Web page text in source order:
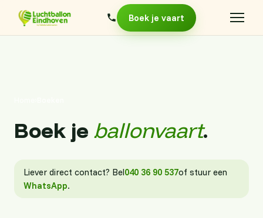
Boek je vaart
Boek je ballonvaart.
Liever direct contact? Bel040 36 90 537of stuur een
WhatsApp.